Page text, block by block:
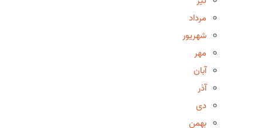
مرداد
شهریور
مهر
آبان
آذر
دی
بهمن